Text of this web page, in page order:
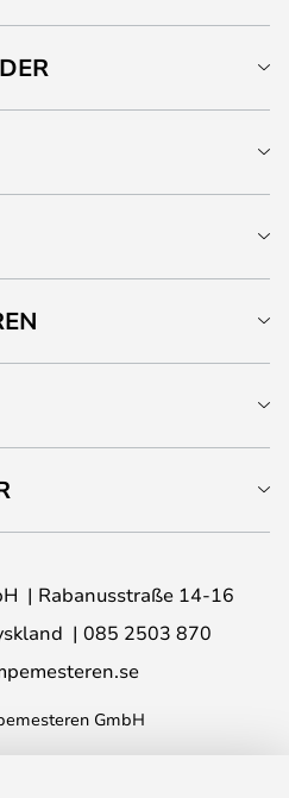
Rabanusstraße 14-16
085 2503 870
GmbH